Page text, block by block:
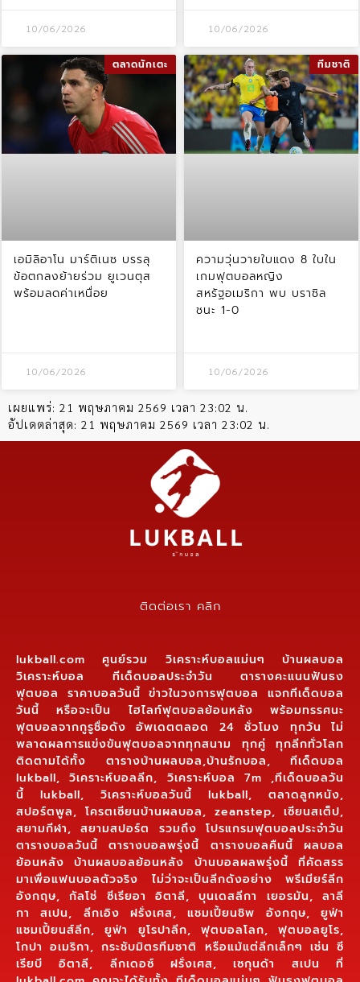
10/06/2026 10/06/2026
ตลาดนักเตะ
เอมิลิอาโน มาร์ติเนซ บรรลุ
ข้อตกลงย้ายร่วม ยูเวนตุส
พร้อมลดค่าเหนื่อย
10/06/2026
ทีมชาติ
ความวุ่นวายใบแดง 8 ใบใน
เกมฟุตบอลหญิง
สหรัฐอเมริกา พบ บราซิล
ชนะ 1-0
10/06/2026
เผยแพร่: 21 พฤษภาคม 2569 เวลา 23:02 น.
อัปเดตล่าสุด: 21 พฤษภาคม 2569 เวลา 23:02 น.
ติดต่อเรา คลิก
lukball.com ศูนย์รวม วิเคราะห์บอลแม่นๆ บ้านผลบอล
วิเคราะห์บอล ทีเด็ดบอลประจำวัน ตารางคะแนนฟันธง
ฟุตบอล ราคาบอลวันนี้ ข่าวในวงการฟุตบอล แจกทีเด็ดบอล
วันนี้ หรือจะเป็น ไฮไลท์ฟุตบอลย้อนหลัง พร้อมทรรศนะ
ฟุตบอลจากกูรูชื่อดัง อัพเดตตลอด 24 ชั่วโมง ทุกวัน ไม่
พลาดผลการแข่งขันฟุตบอลจากทุกสนาม ทุกคู่ ทุกลีกทั่วโลก
ติดตามได้ทั้ง ตารางบ้านผลบอล,บ้านรักบอล, ทีเด็ดบอล
lukball, วิเคราะห์บอลลีก, วิเคราะห์บอล 7m ,ทีเด็ดบอลวัน
นี้ lukball, วิเคราะห์บอลวันนี้ lukball, ตลาดลูกหนัง,
สปอร์ตพูล, โครตเซียนบ้านผลบอล, zeanstep, เซียนสเต็ป,
สยามกีฬา, สยามสปอร์ต รวมถึง โปรแกรมฟุตบอลประจำวัน
ตารางบอลวันนี้ ตารางบอลพรุ่งนี้ ตารางบอลคืนนี้ ผลบอล
ย้อนหลัง บ้านผลบอลย้อนหลัง บ้านบอลผลพรุ่งนี้ ที่คัดสรร
มาเพื่อแฟนบอลตัวจริง ไม่ว่าจะเป็นลีกดังอย่าง พรีเมียร์ลีก
อังกฤษ, กัลโช่ ซีเรียอา อิตาลี, บุนเดสลีกา เยอรมัน, ลาลี
กา สเปน, ลีกเอิง ฝรั่งเศส, แชมเปี้ยนชิพ อังกฤษ, ยูฟ่า
แชมเปี้ยนส์ลีก, ยูฟ่า ยูโรปาลีก, ฟุตบอลโลก, ฟุตบอลยูโร,
โกปา อเมริกา, กระชับมิตรทีมชาติ หรือแม้แต่ลีกเล็กๆ เช่น ซี
เรียบี อิตาลี, ลีกเดอซ์ ฝรั่งเศส, เซกุนด้า สเปน ที่